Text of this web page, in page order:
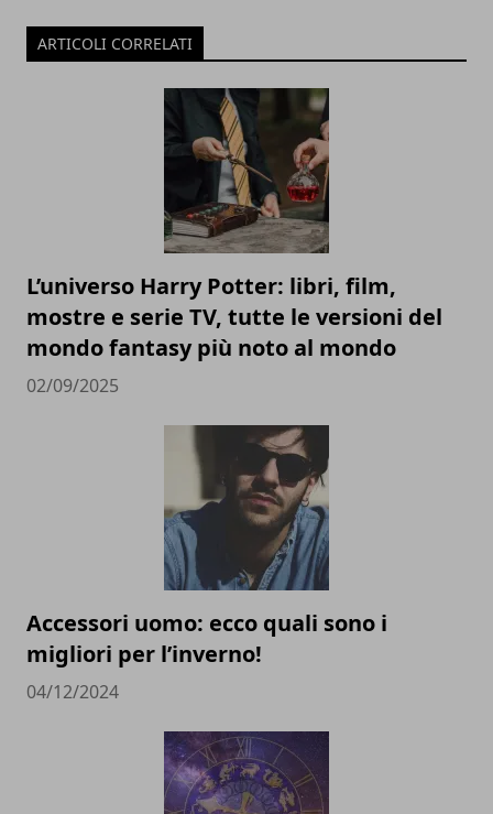
ARTICOLI CORRELATI
L’universo Harry Potter: libri, film,
mostre e serie TV, tutte le versioni del
mondo fantasy più noto al mondo
02/09/2025
Accessori uomo: ecco quali sono i
migliori per l’inverno!
04/12/2024